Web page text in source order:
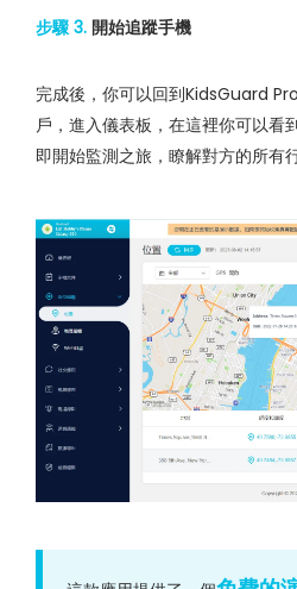
步驟 3. 開始追蹤手機
完成後，你可以回到KidsGuard
戶，進入儀表板，在這裡你可以看
即開始監測之旅，瞭解對方的所有